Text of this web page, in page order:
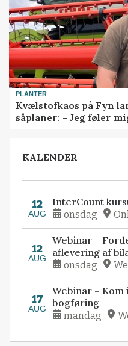
PLANTER
Kvælstofkaos på Fyn
såplaner: - Jeg føler
KALENDER
12
AUG
InterCount
onsdag
12
AUG
Webinar –
aflevering af
onsdag
17
AUG
Webinar – Kom
bogføring
mandag